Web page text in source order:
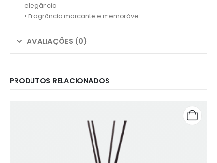
elegância
• Fragrância marcante e memorável
AVALIAÇÕES (0)
PRODUTOS RELACIONADOS